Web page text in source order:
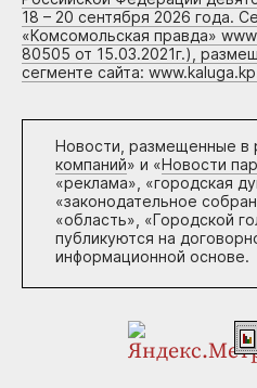
18 – 20 сентября 2026 года.
«Комсомольская правда»
80505 от 15.03.2021г.),
сегменте сайта:
Новости, размещенные в
компаний» и «Новости
«реклама», «городская
«законодательное
«область», «Городской
публикуются на
информационной основе.